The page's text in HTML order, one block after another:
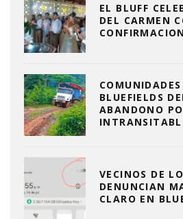
EL BLUFF
DEL CARMEN
BLUEFIELDS
ABANDONO
VECINOS DE
DENUNCIAN
CLARO EN